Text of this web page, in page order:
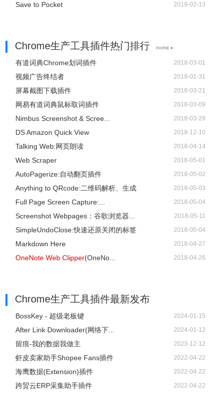
Save to Pocket 2019-02-13
Chrome生产工具插件热门排行
有道词典Chrome划词插件 2018-03-01
视频广告终结者 2018-01-31
屏幕截图下载插件 2018-03-21
网易有道词典鼠标取词插件 2018-03-09
Nimbus Screenshot & Scree... 2018-03-29
DS Amazon Quick View 2018-12-10
Talking Web:网页朗读 2018-04-14
Web Scraper 2018-05-01
AutoPagerize:自动翻页插件 2018-05-02
Anything to QRcode:二维码解析、生成 2018-05-03
Full Page Screen Capture:... 2018-05-04
Screenshot Webpages：谷歌浏览器... 2018-05-11
SimpleUndoClose:快速还原关闭的标签 2018-05-04
Markdown Here 2018-04-27
OneNote Web Clipper(OneNo... 2018-04-26
Chrome生产工具插件最新发布
BossKey - 超级老板键 2024-01-15
After Link Downloader(网络下... 2024-01-12
留痕-我的数据我做主 2023-12-12
虾皮卖家助手Shopee Fans插件 2022-04-22
海鹰数据(Extension)插件 2022-04-22
跨贸云ERP采集助手插件 2022-04-22